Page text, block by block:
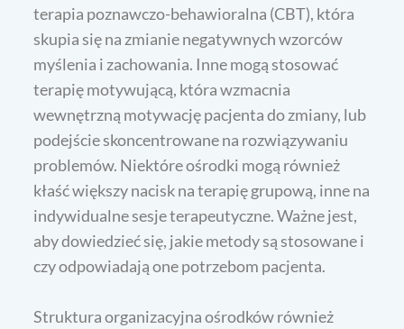
terapia poznawczo-behawioralna (CBT), która
skupia się na zmianie negatywnych wzorców
myślenia i zachowania. Inne mogą stosować
terapię motywującą, która wzmacnia
wewnętrzną motywację pacjenta do zmiany, lub
podejście skoncentrowane na rozwiązywaniu
problemów. Niektóre ośrodki mogą również
kłaść większy nacisk na terapię grupową, inne na
indywidualne sesje terapeutyczne. Ważne jest,
aby dowiedzieć się, jakie metody są stosowane i
czy odpowiadają one potrzebom pacjenta.
Struktura organizacyjna ośrodków również